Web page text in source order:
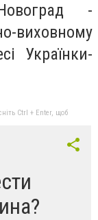
-
Українки-
Ctrl + Enter, щоб